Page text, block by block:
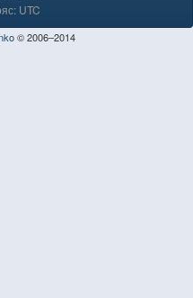
UTC
© 2006–2014